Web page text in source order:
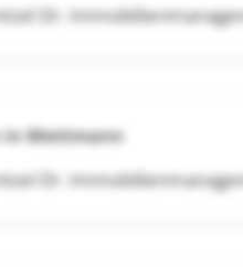
Dr.
in Mettmann
Dr.